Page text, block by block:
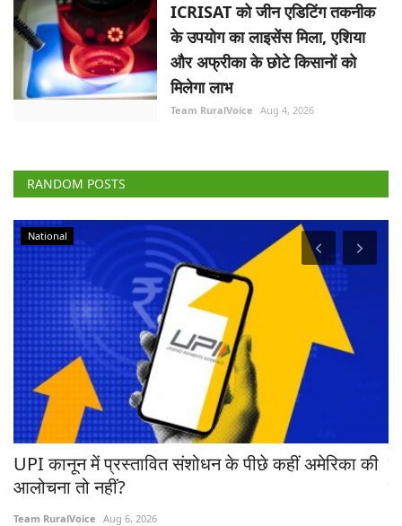
ICRISAT को जीन एडिटिंग तकनीक
के उपयोग का लाइसेंस मिला, एशिया
और अफ्रीका के छोटे किसानों को
मिलेगा लाभ
Team RuralVoice Aug 4, 2026
RANDOM POSTS
National
UPI कानून में प्रस्तावित संशोधन के पीछे कहीं अमेरिका की
आलोचना तो नहीं?
Team RuralVoice Aug 6, 2026